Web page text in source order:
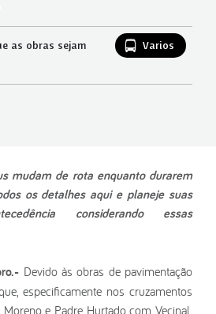
as obras sejam
Varios
mudam de rota enquanto durarem
os detalhes aqui e planeje suas
considerando essas
Devido às obras de pavimentação
especificamente nos cruzamentos
e Padre Hurtado com Vecinal,